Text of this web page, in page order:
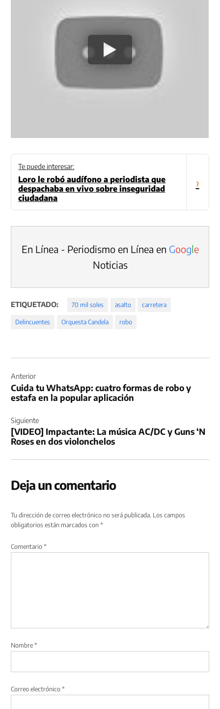
Te puede interesar:
Loro le robó audífono a periodista que
despachaba en vivo sobre inseguridad
ciudadana
›
En Línea - Periodismo en Línea en Google
Noticias
ETIQUETADO: 70 mil soles asalto carretera
Delincuentes Orquesta Candela robo
de
entradas
Anterior
Cuida tu WhatsApp: cuatro formas de robo y
estafa en la popular aplicación
Siguiente
[VIDEO] Impactante: La música AC/DC y Guns ‘N
Roses en dos violonchelos
Deja un comentario
Tu dirección de correo electrónico no será publicada. Los campos
obligatorios están marcados con*
Comentario*
Nombre*
Correo electrónico*